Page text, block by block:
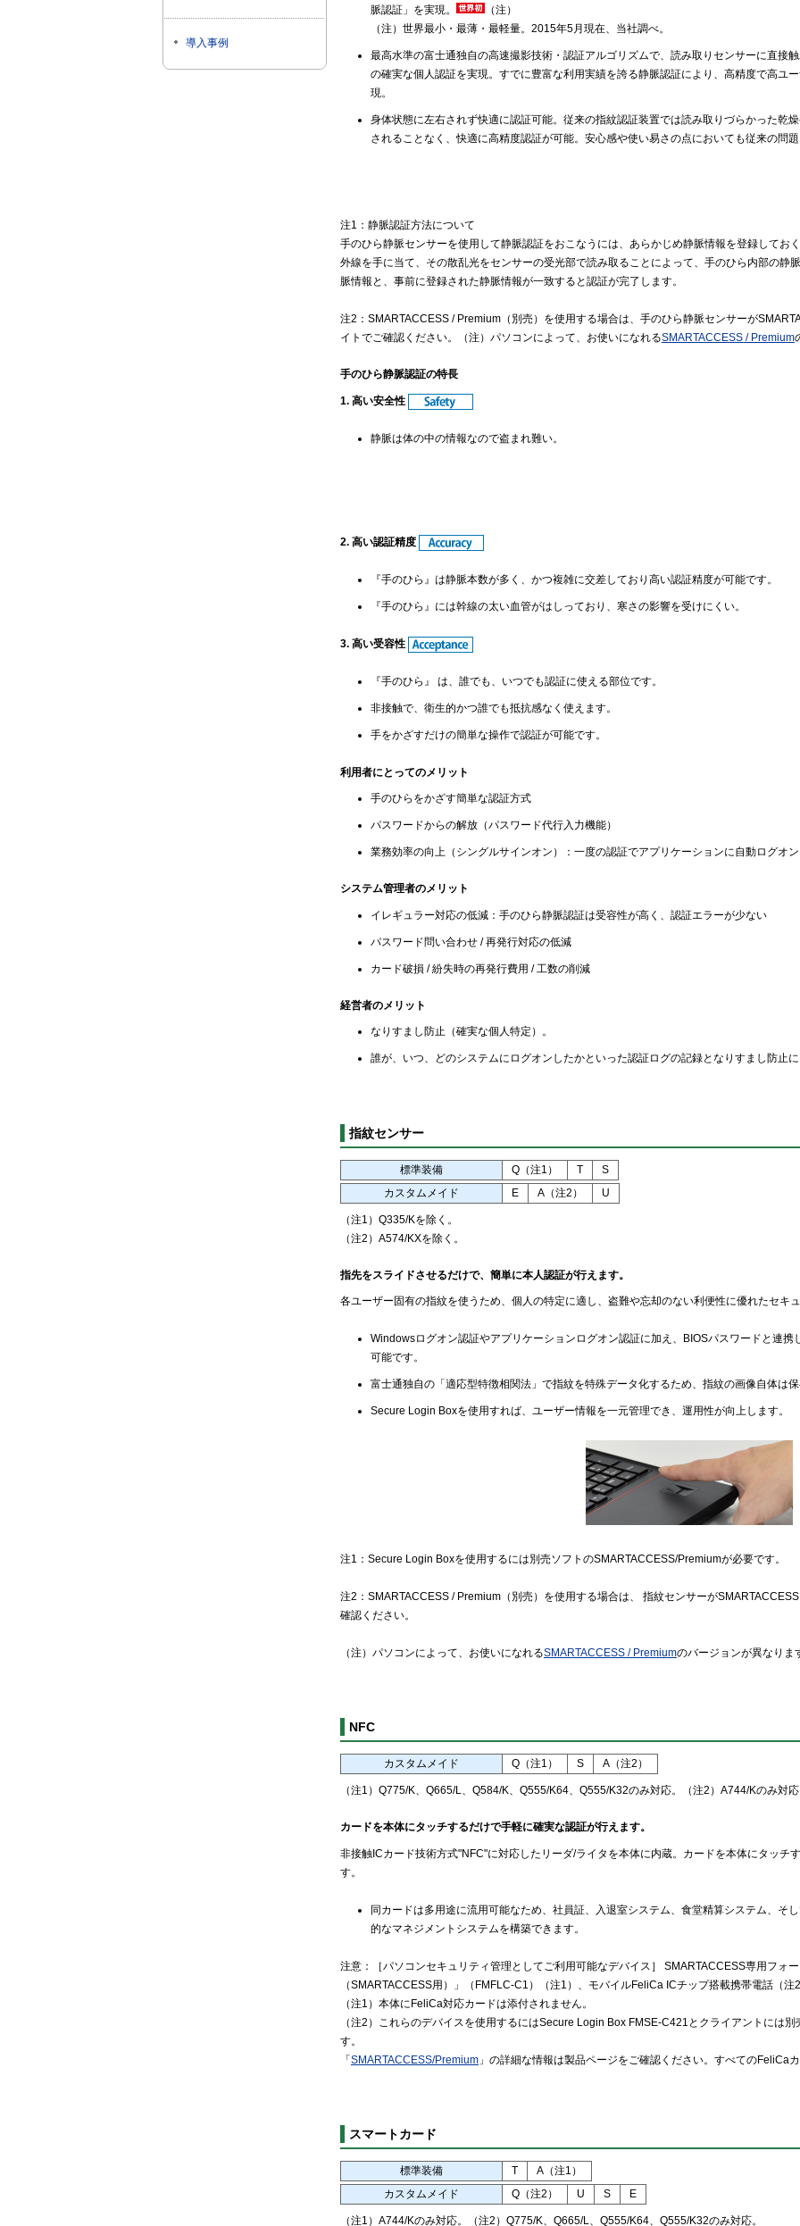
導入事例
脈認証」を実現。
（注）
（注）世界最小・最薄・最軽量。2015年5月現在、当社調べ。
最高水準の富士通独自の高速撮影技術・認証アルゴリズムで、読み取りセンサーに直接
の確実な個人認証を実現。すでに豊富な利用実績を誇る静脈認証により、高精度で高ユ
現。
身体状態に左右されず快適に認証可能。従来の指紋認証装置では読み取りづらかった乾
されることなく、快適に高精度認証が可能。安心感や使い易さの点においても従来の問
注1：静脈認証方法について
手のひら静脈センサーを使用して静脈認証をおこなうには、あらかじめ静脈情報を登録してお
外線を手に当て、その散乱光をセンサーの受光部で読み取ることによって、手のひら内部の静
脈情報と、事前に登録された静脈情報が一致すると認証が完了します。
注2：SMARTACCESS / Premium（別売）を使用する場合は、手のひら静脈センサーが
イトでご確認ください。（注）パソコンによって、お使いになれるSMARTACCESS / Premium
手のひら静脈認証の特長
1. 高い安全性
静脈は体の中の情報なので盗まれ難い。
2. 高い認証精度
『手のひら』は静脈本数が多く、かつ複雑に交差しており高い認証精度が可能です。
『手のひら』には幹線の太い血管がはしっており、寒さの影響を受けにくい。
3. 高い受容性
『手のひら』 は、誰でも、いつでも認証に使える部位です。
非接触で、衛生的かつ誰でも抵抗感なく使えます。
手をかざすだけの簡単な操作で認証が可能です。
利用者にとってのメリット
手のひらをかざす簡単な認証方式
パスワードからの解放（パスワード代行入力機能）
業務効率の向上（シングルサインオン）：一度の認証でアプリケーションに自動ログオ
システム管理者のメリット
イレギュラー対応の低減：手のひら静脈認証は受容性が高く、認証エラーが少ない
パスワード問い合わせ / 再発行対応の低減
カード破損 / 紛失時の再発行費用 / 工数の削減
経営者のメリット
なりすまし防止（確実な個人特定）。
誰が、いつ、どのシステムにログオンしたかといった認証ログの記録となりすまし防止
指紋センサー
標準装備 Q（注1） T
S
カスタムメイド
E A（注2） U
（注1）Q335/Kを除く。
（注2）A574/KXを除く。
指先をスライドさせるだけで、簡単に本人認証が行えます。
各ユーザー固有の指紋を使うため、個人の特定に適し、盗難や忘却のない利便性に優れたセキ
Windowsログオン認証やアプリケーションログオン認証に加え、BIOSパスワードと連
可能です。
富士通独自の「適応型特徴相関法」で指紋を特殊データ化するため、指紋の画像自体は
Secure Login Boxを使用すれば、ユーザー情報を一元管理でき、運用性が向上します。
注1：Secure Login Boxを使用するには別売ソフトのSMARTACCESS/Premiumが必要です。
注2：SMARTACCESS / Premium（別売）を使用する場合は、 指紋センサーが
確認ください。
（注）パソコンによって、お使いになれるSMARTACCESS / Premiumのバージョンが異なりま
NFC
カスタムメイド Q（注1） S A（注2）
（注1）Q775/K、Q665/L、Q584/K、Q555/K64、Q555/K32のみ対応。（注2）A744/Kのみ対
カードを本体にタッチするだけで手軽に確実な認証が行えます。
非接触ICカード技術方式"NFC"に対応したリーダ/ライタを本体に内蔵。カードを本体にタッチ
す。
同カードは多用途に流用可能なため、社員証、入退室システム、食堂精算システム、そ
的なマネジメントシステムを構築できます。
注意：［パソコンセキュリティ管理としてご利用可能なデバイス］ SMARTACCESS専用フォ
（SMARTACCESS用）」（FMFLC-C1）（注1）、モバイルFeliCa ICチップ搭載携帯電話（注
（注1）本体にFeliCa対応カードは添付されません。
（注2）これらのデバイスを使用するにはSecure Login Box FMSE-C421とクライアントには
す。
「 SMARTACCESS/Premium 」の詳細な情報は製品ページをご確認ください。すべてのFeliCa
スマートカード
標準装備 T
A（注1）
カスタムメイド
Q（注2） U S E
（注1）A744/Kのみ対応。（注2）Q775/K、Q665/L、Q555/K64、Q555/K32のみ対応。